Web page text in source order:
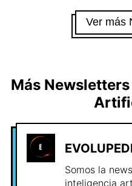
Ver más
Más
Somos la
inteligencia